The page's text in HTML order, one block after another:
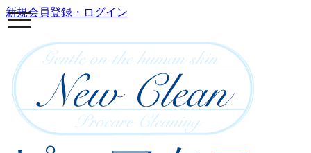
新規会員登録・ログイン
toggle
navigation